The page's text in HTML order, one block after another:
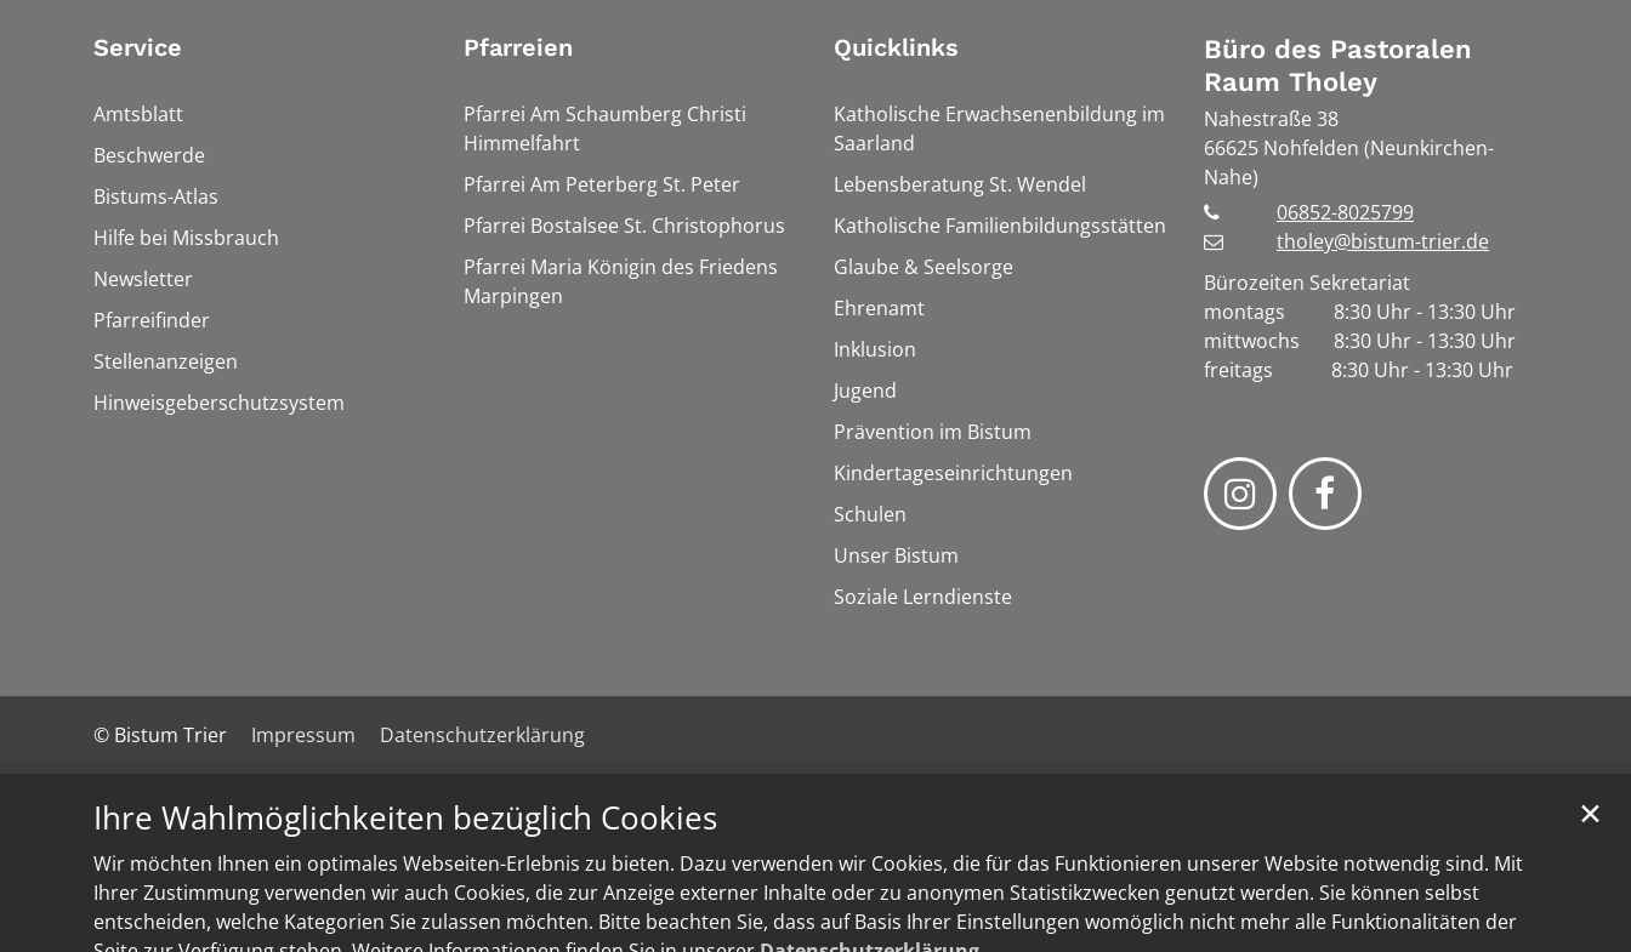
Ihre Wahlmöglichkeiten bezüglich Cookies
Wir möchten Ihnen ein optimales Webseiten-Erlebnis zu bieten. Dazu verwenden wir Cookies, die für das Funktionieren unserer Website notwendig sind. Mit
Ihrer Zustimmung verwenden wir auch Cookies, die zur Anzeige externer Inhalte oder zu anonymen Statistikzwecken genutzt werden. Sie können selbst
entscheiden, welche Kategorien Sie zulassen möchten. Bitte beachten Sie, dass auf Basis Ihrer Einstellungen womöglich nicht mehr alle Funktionalitäten der
✕
Service
Amtsblatt
Beschwerde
Bistums-Atlas
Hilfe bei Missbrauch
Newsletter
Pfarreifinder
Stellenanzeigen
Hinweisgeberschutzsystem
Pfarreien
Pfarrei Am Schaumberg Christi
Himmelfahrt
Pfarrei Am Peterberg St. Peter
Pfarrei Bostalsee St. Christophorus
Pfarrei Maria Königin des Friedens
Marpingen
Quicklinks
Katholische Erwachsenenbildung im
Saarland
Lebensberatung St. Wendel
Katholische Familienbildungsstätten
Glaube & Seelsorge
Ehrenamt
Inklusion
Jugend
Prävention im Bistum
Kindertageseinrichtungen
Schulen
Unser Bistum
Soziale Lerndienste
Büro des Pastoralen
Raum Tholey
Nahestraße 38
66625 Nohfelden (Neunkirchen-
Nahe)
06852-8025799
tholey@bistum-trier.de
Bürozeiten Sekretariat
montags 8:30 Uhr - 13:30 Uhr
mittwochs 8:30 Uhr - 13:30 Uhr
freitags 8:30 Uhr - 13:30 Uhr
© Bistum Trier Impressum Datenschutzerklärung